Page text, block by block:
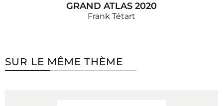
GRAND ATLAS 2020
Frank Tétart
SUR LE MÊME THÈME